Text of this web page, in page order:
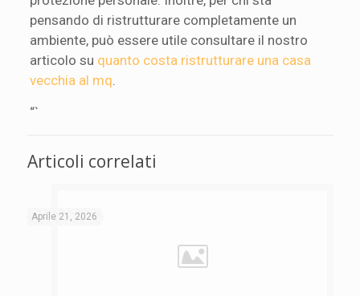
pensando di ristrutturare completamente un
ambiente, può essere utile consultare il nostro
articolo su quanto costa ristrutturare una casa
vecchia al mq
“`
Articoli correlati
Aprile 21, 2026